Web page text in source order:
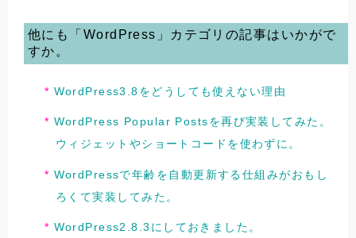
他にも「WordPress」カテゴリの記事はいかがで
すか。
WordPress3.8をどうしても使えない理由
WordPress Popular Postsを再び実装してみた。
ウィジェットやショートコードを使わずに。
WordPressで年齢を自動更新する仕組みがおもし
ろくて実装してみた。
WordPress2.8.3にしておきました。